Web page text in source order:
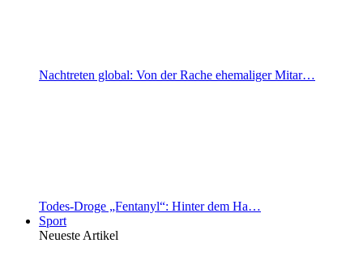
Nachtreten global: Von der Rache ehemaliger Mitar…
Todes-Droge „Fentanyl“: Hinter dem Ha…
Sport
Neueste Artikel